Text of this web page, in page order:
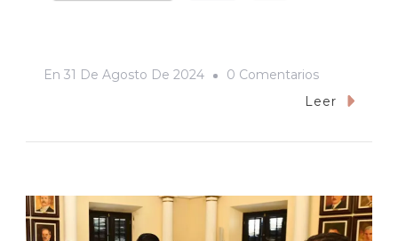
En 31 De Agosto De 2024 0 ComentariosEn
DESDE
Las
Leer